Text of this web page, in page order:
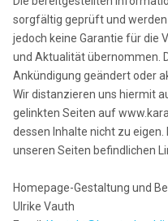
sorgfältig geprüft und
jedoch keine Garantie für die
und Aktualität übernommen.
Ankündigung geändert oder
Wir distanzieren uns hiermit
gelinkten Seiten auf
dessen Inhalte nicht zu
unseren Seiten befindlichen
Homepage-Gestaltung und
Ulrike Vauth